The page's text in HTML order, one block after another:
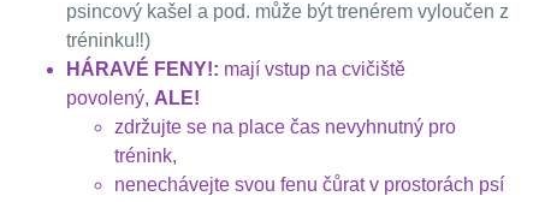
psincový kašel a pod. může být trenérem vyloučen z
tréninku‼️)
HÁRAVÉ FENY!: mají vstup na cvičiště
povolený, ALE!
zdržujte se na place čas nevyhnutný pro
trénink,
nenechávejte svou fenu čůrat v prostorách psí